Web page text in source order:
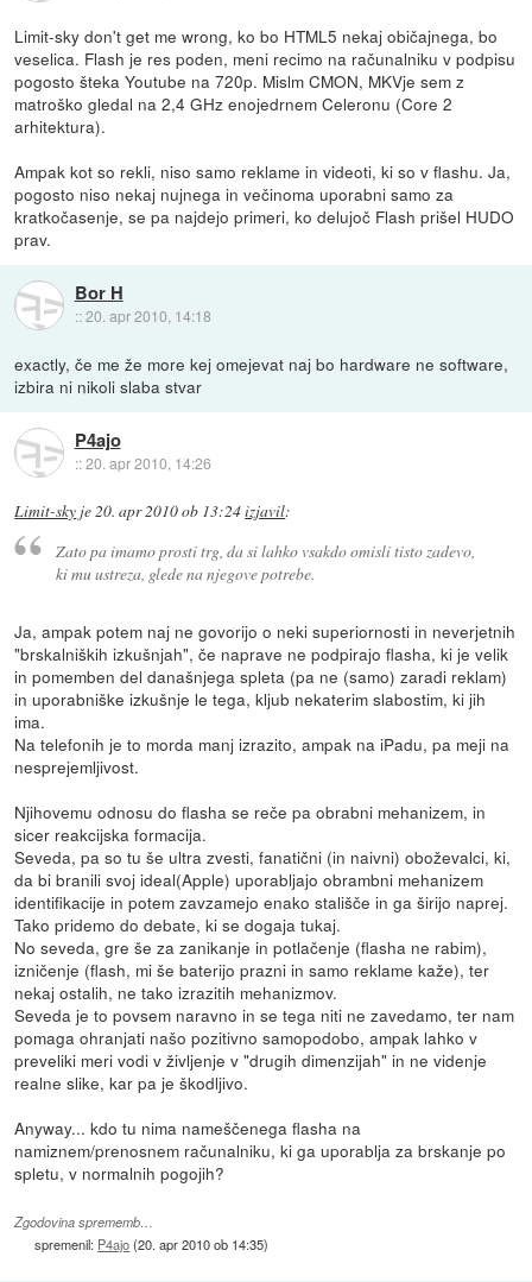
Limit-sky don't get me wrong, ko bo HTML5 nekaj običajnega, bo
veselica. Flash je res poden, meni recimo na računalniku v podpisu
pogosto šteka Youtube na 720p. Mislm CMON, MKVje sem z
matroško gledal na 2,4 GHz enojedrnem Celeronu (Core 2
arhitektura).
Ampak kot so rekli, niso samo reklame in videoti, ki so v flashu. Ja,
pogosto niso nekaj nujnega in večinoma uporabni samo za
kratkočasenje, se pa najdejo primeri, ko delujoč Flash prišel HUDO
prav.
Bor H
::20. apr 2010, 14:18
exactly, če me že more kej omejevat naj bo hardware ne software,
izbira ni nikoli slaba stvar
P4ajo
::20. apr 2010, 14:26
Limit-sky je20. apr 2010 ob 13:24izjavil:
Zato pa imamo prosti trg, da si lahko vsakdo omisli tisto zadevo,
ki mu ustreza, glede na njegove potrebe.
Ja, ampak potem naj ne govorijo o neki superiornosti in neverjetnih
"brskalniških izkušnjah", če naprave ne podpirajo flasha, ki je velik
in pomemben del današnjega spleta (pa ne (samo) zaradi reklam)
in uporabniške izkušnje le tega, kljub nekaterim slabostim, ki jih
ima.
Na telefonih je to morda manj izrazito, ampak na iPadu, pa meji na
nesprejemljivost.
Njihovemu odnosu do flasha se reče pa obrabni mehanizem, in
sicer reakcijska formacija.
Seveda, pa so tu še ultra zvesti, fanatični (in naivni) oboževalci, ki,
da bi branili svoj ideal(Apple) uporabljajo obrambni mehanizem
identifikacije in potem zavzamejo enako stališče in ga širijo naprej.
Tako pridemo do debate, ki se dogaja tukaj.
No seveda, gre še za zanikanje in potlačenje (flasha ne rabim),
izničenje (flash, mi še baterijo prazni in samo reklame kaže), ter
nekaj ostalih, ne tako izrazitih mehanizmov.
Seveda je to povsem naravno in se tega niti ne zavedamo, ter nam
pomaga ohranjati našo pozitivno samopodobo, ampak lahko v
preveliki meri vodi v življenje v "drugih dimenzijah" in ne videnje
realne slike, kar pa je škodljivo.
Anyway... kdo tu nima nameščenega flasha na
namiznem/prenosnem računalniku, ki ga uporablja za brskanje po
spletu, v normalnih pogojih?
Zgodovina sprememb…
spremenil: P4ajo(20. apr 2010 ob 14:35)